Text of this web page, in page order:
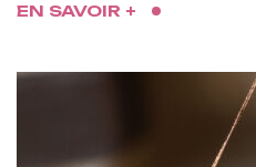
EN SAVOIR +